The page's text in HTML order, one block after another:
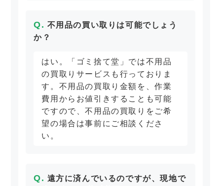
不用品の買い取りは可能でしょう
か？
はい。「ゴミ捨て堂」では不用品
の買取りサービスも行っておりま
す。不用品の買取り金額を、作業
費用からお値引きすることも可能
ですので、不用品の買取りをご希
望の場合は事前にご相談くださ
い。
遠方に済んでいるのですが、現地で